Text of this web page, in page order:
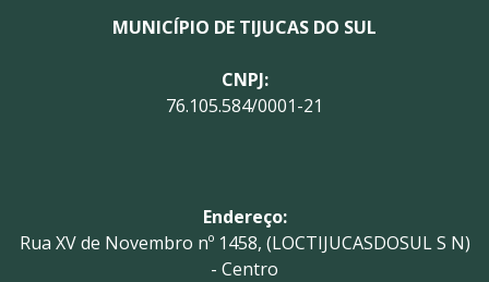
MUNICÍPIO DE TIJUCAS DO SUL
CNPJ:
76.105.584/0001-21
Endereço:
Rua XV de Novembro nº 1458, (LOCTIJUCASDOSUL S N)
- Centro